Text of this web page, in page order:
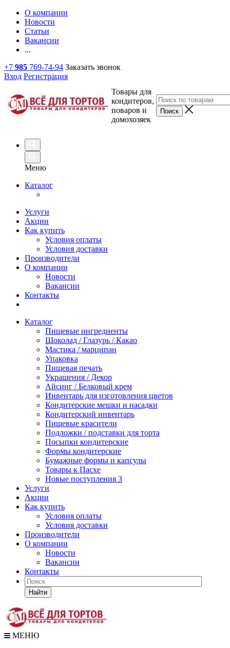
О компании
Новости
Статьи
Вакансии
...
+7 985 769-74-94 Заказать звонок
Вход Регистрация
Товары для
кондитеров,
поваров и
домохозяек
Меню
Каталог
Услуги
Акции
Как купить
Условия оплаты
Условия доставки
Производители
О компании
Новости
Вакансии
Контакты
Каталог
Пищевые ингредиенты
Шоколад / Глазурь / Какао
Мастика / марципан
Упаковка
Пищевая печать
Украшения / Декор
Айсинг / Белковый крем
Инвентарь для изготовления цветов
Кондитерские мешки и насадки
Кондитерский инвентарь
Пищевые красители
Подложки / подставки для торта
Посыпки кондитерские
Формы кондитерские
Бумажные формы и капсулы
Товары к Пасхе
Новые поступления 3
Услуги
Акции
Как купить
Условия оплаты
Условия доставки
Производители
О компании
Новости
Вакансии
Контакты
Найти
МЕНЮ